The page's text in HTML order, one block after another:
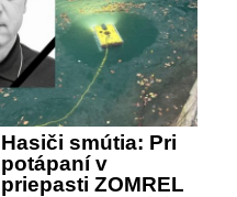
Hasiči smútia: Pri
potápaní v
priepasti ZOMREL